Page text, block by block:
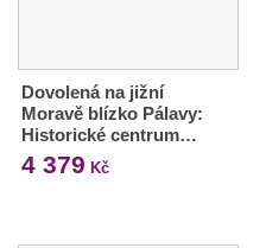
Dovolená na jižní
Moravě blízko Pálavy:
Historické centrum…
4 379 Kč